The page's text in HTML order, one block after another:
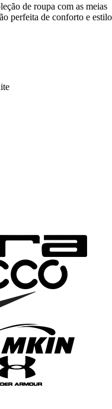
de roupa com as meias
perfeita de conforto e estilo